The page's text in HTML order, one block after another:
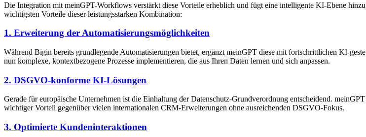
Die Integration mit meinGPT-Workflows verstärkt diese Vorteile erheblich und fügt eine intelligente KI-Ebene
wichtigsten Vorteile dieser leistungsstarken Kombination:
1. Erweiterung der Automatisierungsmöglichkeiten
Während Bigin bereits grundlegende Automatisierungen bietet, ergänzt meinGPT diese mit fortschrittlichen KI-
nun komplexe, kontextbezogene Prozesse implementieren, die aus Ihren Daten lernen und sich anpassen.
2. DSGVO-konforme KI-Lösungen
Gerade für europäische Unternehmen ist die Einhaltung der Datenschutz-Grundverordnung entscheidend.
wichtiger Vorteil gegenüber vielen internationalen CRM-Erweiterungen ohne ausreichenden DSGVO-Fokus.
3. Optimierte Kundeninteraktionen